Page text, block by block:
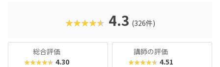
名。学習計画や講師とのマッチングに使われるそうで、「教
材はいいけど、先生との相性が……」なんてトラブルも極力
くの教室に足を運んでみてくださいね。
★★★★★ 4.3 (326件)
総合評価
★★★★★ 4.30
講師の評価
★★★★★ 4.51